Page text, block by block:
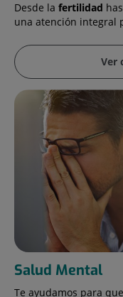
Desde la fertilidad
una atención integral
Ver
Salud Mental
Te ayudamos para